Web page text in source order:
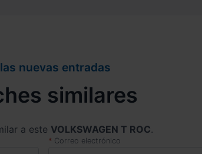
nuevas entradas
similares
a este VOLKSWAGEN T ROC.
Correo electrónico